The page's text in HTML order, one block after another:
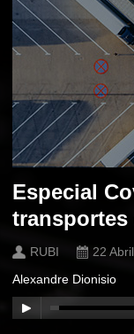
Especial
transportes
RUBI 22
Alexandre Dionisio